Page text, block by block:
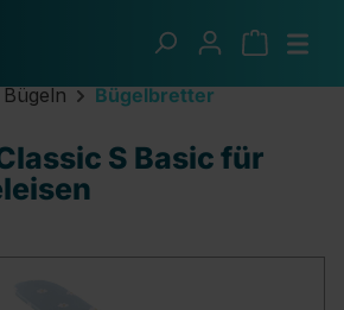
Bügeln Bügelbretter
S Basic für